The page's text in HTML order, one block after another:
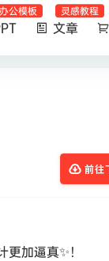
办公模板
文章
灵感教程
前往
加逼真✨！